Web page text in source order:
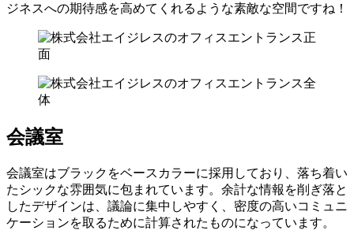
ジネスへの期待感を高めてくれるような素敵な空間ですね！
会議室
会議室はブラックをベースカラーに採用しており、落ち着い
たシックな雰囲気に包まれています。余計な情報を削ぎ落と
したデザインは、議論に集中しやすく、密度の高いコミュニ
ケーションを取るために計算されたものになっています。